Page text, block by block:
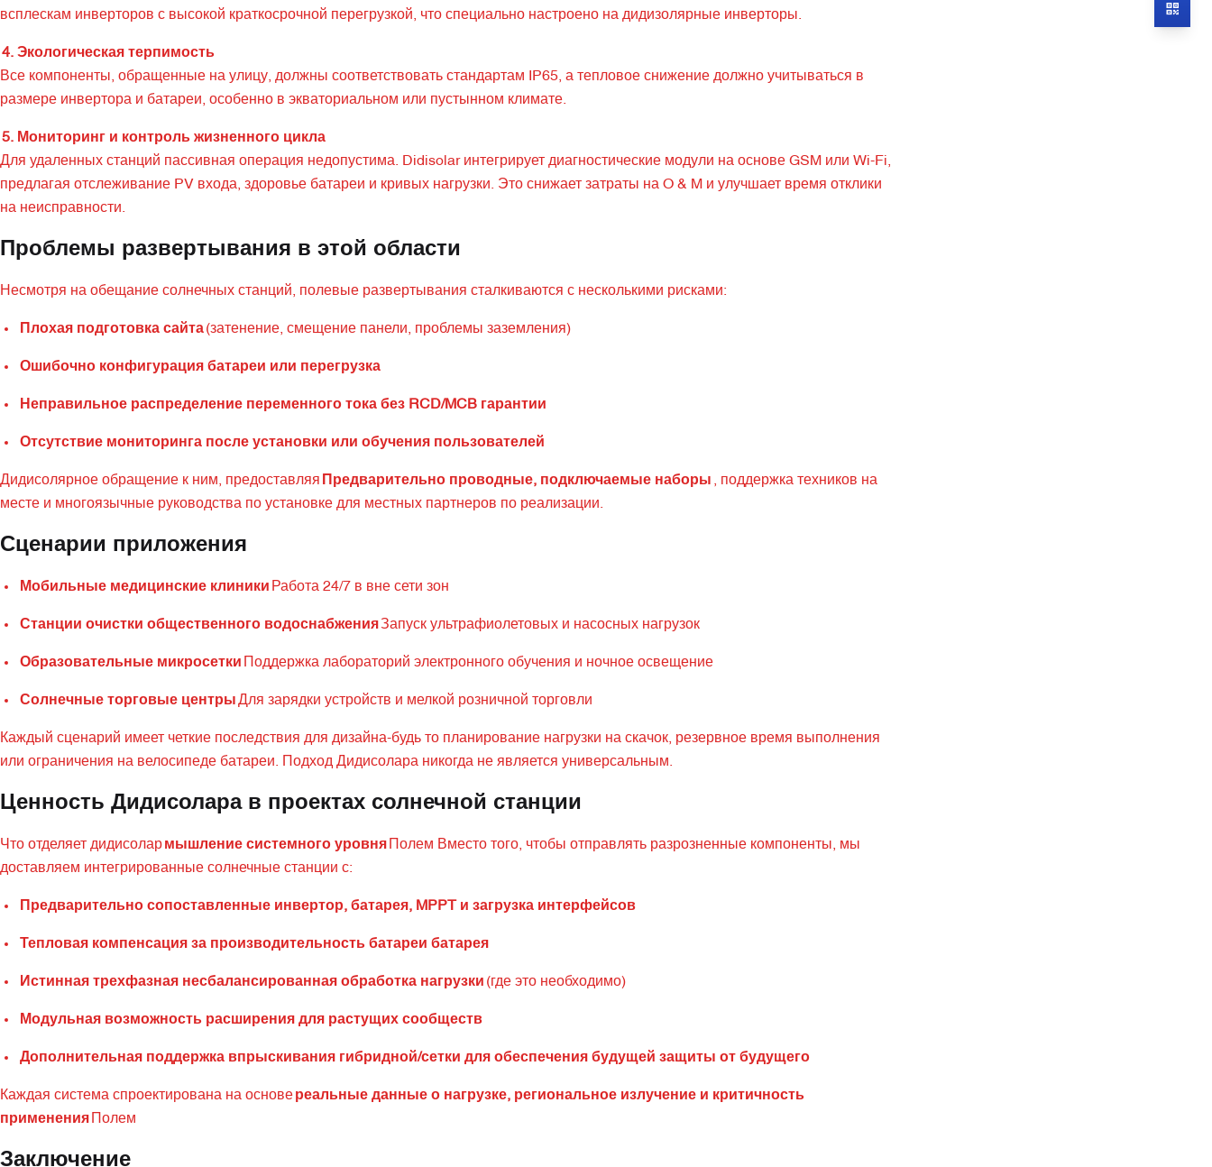
всплескам инверторов с высокой краткосрочной перегрузкой, что специально настроено на дидизолярные инверторы.
4. Экологическая терпимость
Все компоненты, обращенные на улицу, должны соответствовать стандартам IP65, а тепловое снижение должно учитываться в
размере инвертора и батареи, особенно в экваториальном или пустынном климате.
5. Мониторинг и контроль жизненного цикла
Для удаленных станций пассивная операция недопустима. Didisolar интегрирует диагностические модули на основе GSM или Wi-Fi,
предлагая отслеживание PV входа, здоровье батареи и кривых нагрузки. Это снижает затраты на O & M и улучшает время отклики
на неисправности.
Проблемы развертывания в этой области
Несмотря на обещание солнечных станций, полевые развертывания сталкиваются с несколькими рисками:
Плохая подготовка сайта(затенение, смещение панели, проблемы заземления)
Ошибочно конфигурация батареи или перегрузка
Неправильное распределение переменного тока без RCD/MCB гарантии
Отсутствие мониторинга после установки или обучения пользователей
Дидисолярное обращение к ним, предоставляя Предварительно проводные, подключаемые наборы , поддержка техников на
месте и многоязычные руководства по установке для местных партнеров по реализации.
Сценарии приложения
Мобильные медицинские клиники Работа 24/7 в вне сети зон
Станции очистки общественного водоснабженияЗапуск ультрафиолетовых и насосных нагрузок
Образовательные микросетки Поддержка лабораторий электронного обучения и ночное освещение
Солнечные торговые центрыДля зарядки устройств и мелкой розничной торговли
Каждый сценарий имеет четкие последствия для дизайна-будь то планирование нагрузки на скачок, резервное время выполнения
или ограничения на велосипеде батареи. Подход Дидисолара никогда не является универсальным.
Ценность Дидисолара в проектах солнечной станции
Что отделяет дидисолармышление системного уровня
Полем Вместо того, чтобы отправлять разрозненные компоненты, мы
доставляем интегрированные солнечные станции с:
Предварительно сопоставленные инвертор, батарея, MPPT и загрузка интерфейсов
Тепловая компенсация за производительность батареи батарея
Истинная трехфазная несбалансированная обработка нагрузки (где это необходимо)
Модульная возможность расширения для растущих сообществ
Дополнительная поддержка впрыскивания гибридной/сетки для обеспечения будущей защиты от будущего
Каждая система спроектирована на основереальные данные о нагрузке, региональное излучение и критичность
применения
Полем
Заключение